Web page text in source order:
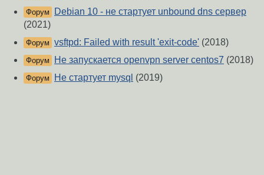
Форум
Debian 10 - не стартует unbound dns сервер
(2021)
Форум vsftpd: Failed with result 'exit-code' (2018)
Форум Не запускается openvpn server centos7 (2018)
Форум Не стартует mysql (2019)